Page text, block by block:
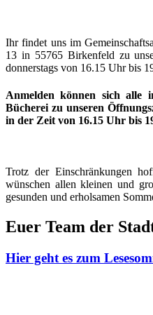
Ihr findet uns im
13 in 55765 Birkenfeld zu
donnerstags von 16.15 Uhr bis
Anmelden können sich alle
Bücherei zu unseren
in der Zeit von 16.15 Uhr bis
Trotz der Einschränkungen
wünschen allen kleinen und
gesunden und erholsamen
Euer Team der
Hier geht es zum